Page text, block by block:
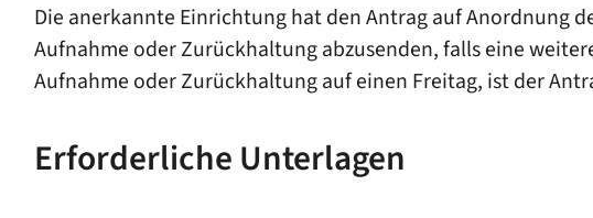
Die anerkannte Einrichtung hat den Antrag auf Anordnung
Aufnahme oder Zurückhaltung abzusenden, falls eine
Aufnahme oder Zurückhaltung auf einen Freitag, ist der
Erforderliche Unterlagen